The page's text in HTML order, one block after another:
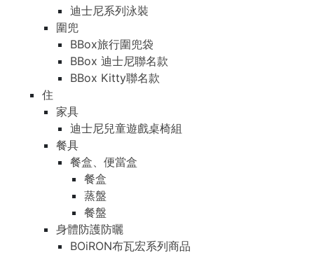
迪士尼系列泳裝
圍兜
BBox旅行圍兜袋
BBox 迪士尼聯名款
BBox Kitty聯名款
住
家具
迪士尼兒童遊戲桌椅組
餐具
餐盒、便當盒
餐盒
蒸盤
餐盤
身體防護防曬
BOiRON布瓦宏系列商品